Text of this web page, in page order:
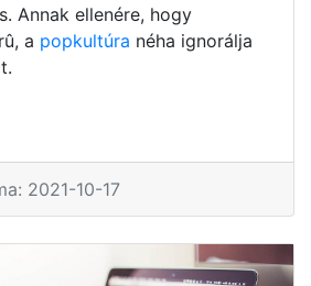
Annak ellenére, hogy
a popkultúra néha ignorálja
2021-10-17